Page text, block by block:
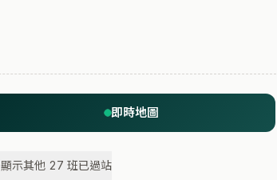
即時地圖
顯示其他 27 班已過站